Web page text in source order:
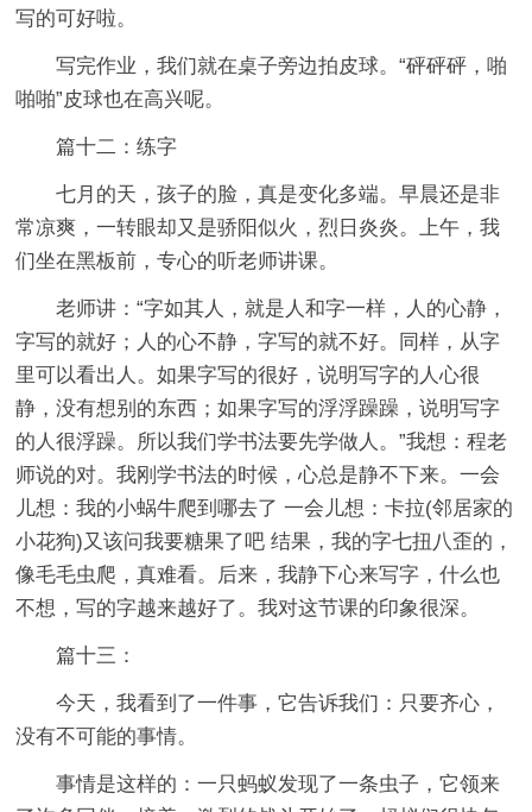
写的可好啦。
写完作业，我们就在桌子旁边拍皮球。“砰砰砰，啪
啪啪”皮球也在高兴呢。
篇十二：练字
七月的天，孩子的脸，真是变化多端。早晨还是非
常凉爽，一转眼却又是骄阳似火，烈日炎炎。上午，我
们坐在黑板前，专心的听老师讲课。
老师讲：“字如其人，就是人和字一样，人的心静，
字写的就好；人的心不静，字写的就不好。同样，从字
里可以看出人。如果字写的很好，说明写字的人心很
静，没有想别的东西；如果字写的浮浮躁躁，说明写字
的人很浮躁。所以我们学书法要先学做人。”我想：程老
师说的对。我刚学书法的时候，心总是静不下来。一会
儿想：我的小蜗牛爬到哪去了 一会儿想：卡拉(邻居家的
小花狗)又该问我要糖果了吧 结果，我的字七扭八歪的，
像毛毛虫爬，真难看。后来，我静下心来写字，什么也
不想，写的字越来越好了。我对这节课的印象很深。
篇十三：
今天，我看到了一件事，它告诉我们：只要齐心，
没有不可能的事情。
事情是这样的：一只蚂蚁发现了一条虫子，它领来